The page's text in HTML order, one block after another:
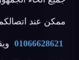
ممكن عند
01066628621